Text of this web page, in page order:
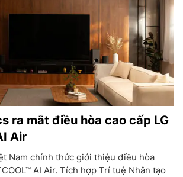
ra mắt điều hòa cao cấp LG
Air
Nam chính thức giới thiệu điều hòa
AI Air. Tích hợp Trí tuệ Nhân tạo